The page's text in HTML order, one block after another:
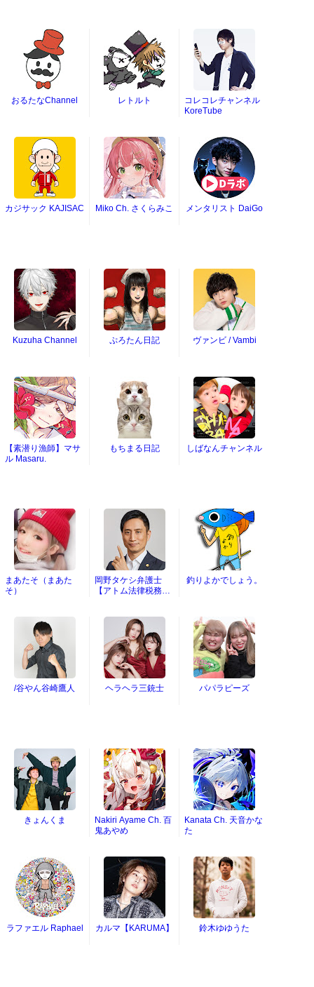
おるたなChannel レトルト
コレコレチャンネル
KoreTube
カジサック KAJISAC Miko Ch. さくらみこ メンタリスト DaiGo
Kuzuha Channel ぷろたん日記 ヴァンビ / Vambi
【素潜り漁師】マサ
ル Masaru.
もちまる日記 しばなんチャンネル
まあたそ（まあた
そ）
岡野タケシ弁護士
【アトム法律税務グ
釣りよかでしょう。
/谷やん谷崎鷹人 ヘラヘラ三銃士 パパラピーズ
きょんくま
Nakiri Ayame Ch. 百
鬼あやめ
Kanata Ch. 天音かな
た
ラファエル Raphael カルマ【KARUMA】 鈴木ゆゆうた